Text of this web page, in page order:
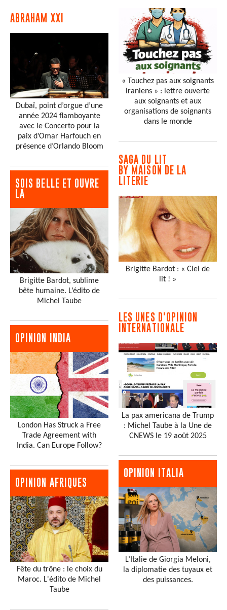
ABRAHAM XXI
Dubaï, point d’orgue d’une
année 2024 flamboyante
avec le Concerto pour la
paix d’Omar Harfouch en
présence d’Orlando Bloom
SOIS BELLE ET OUVRE
LA
Brigitte Bardot, sublime
bête humaine. L’édito de
Michel Taube
OPINION INDIA
London Has Struck a Free
Trade Agreement with
India. Can Europe Follow?
OPINION AFRIQUES
Fête du trône : le choix du
Maroc. L'édito de Michel
Taube
« Touchez pas aux soignants
iraniens » : lettre ouverte
aux soignants et aux
organisations de soignants
dans le monde
SAGA DU LIT
BY MAISON DE LA
LITERIE
Brigitte Bardot : « Ciel de
lit ! »
LES UNES D'OPINION
INTERNATIONALE
La pax americana de Trump
: Michel Taube à la Une de
CNEWS le 19 août 2025
OPINION ITALIA
L’Italie de Giorgia Meloni,
la diplomatie des tuyaux et
des puissances.